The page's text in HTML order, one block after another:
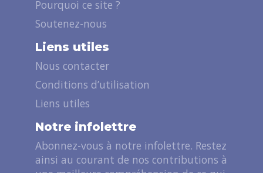
Pourquoi ce site ?
Soutenez-nous
Liens utiles
Nous contacter
Conditions d’utilisation
Liens utiles
Notre infolettre
Abonnez-vous à notre infolettre. Restez
ainsi au courant de nos contributions à